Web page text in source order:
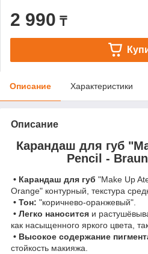
2 990 ₸
Описание Характеристики
Описание
Карандаш для губ
Pencil -
• Карандаш для губ "Make Up
Orange" контурный, текстура
• Тон: "коричнево-оранжевый".
• Легко наносится и
как насыщенного яркого цвета,
• Высокое содержание
стойкость макияжа.